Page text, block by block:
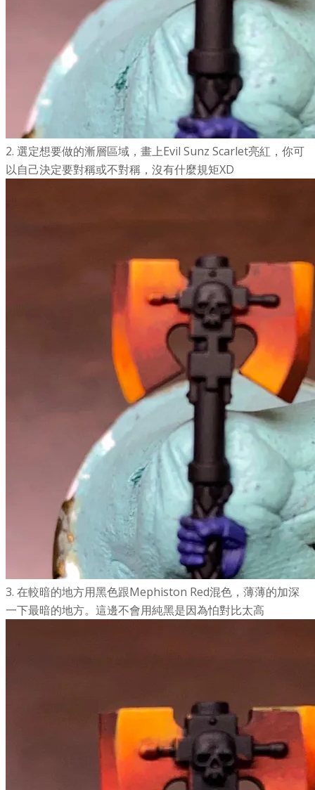
2. 選定想要做的漸層區域，畫上Evil Sunz Scarlet亮紅，你可
以自己決定要對稱或不對稱，沒有什麼規矩XD
3. 在較暗的地方用黑色跟Mephiston Red混色，薄薄的加深
一下最暗的地方。這邊不會用純黑是因為怕對比太高